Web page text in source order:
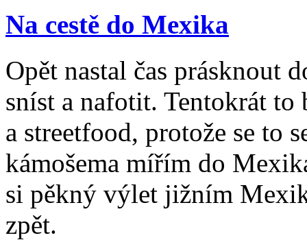
Na cestě do Mexika
Opět nastal čas prásknout
sníst a nafotit. Tentokrát
a streetfood, protože se to
kámošema mířím do
si pěkný výlet jižním
zpět.